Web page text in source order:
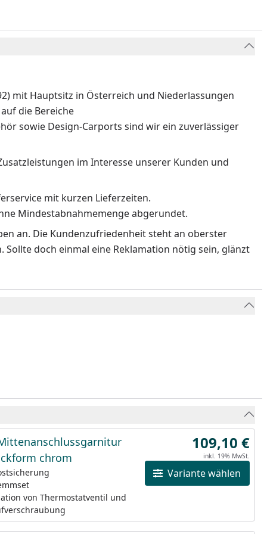
mit Hauptsitz in Österreich und Niederlassungen
die Bereiche
sowie Design-Carports sind wir ein zuverlässiger
im Interesse unserer Kunden und
mit kurzen Lieferzeiten.
Mindestabnahmemenge abgerundet.
an. Die Kundenzufriedenheit steht an oberster
doch einmal eine Reklamation nötig sein, glänzt
chrom
von Thermostatventil und
Variante wählen
109,10 €
inkl. 19% MwSt.